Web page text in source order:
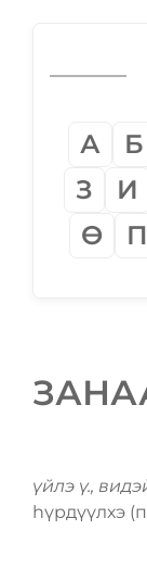
А Б
З
И
Ѳ
П
үйлэ ү.,
һүрдүүлхэ